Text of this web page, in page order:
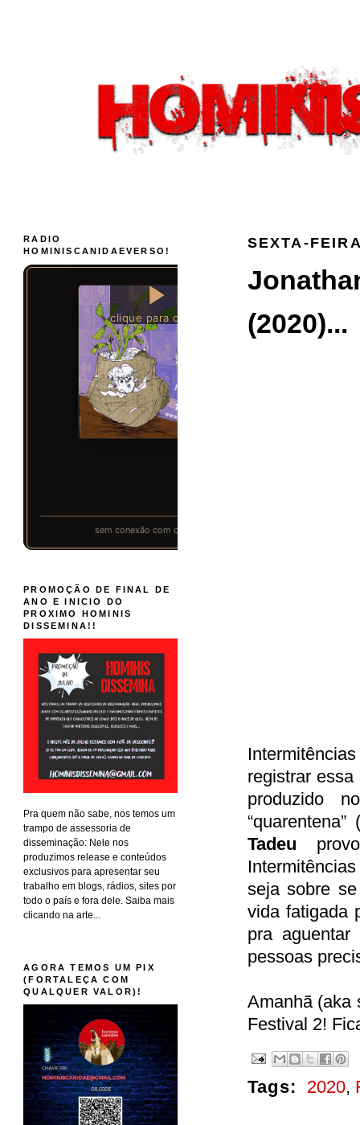
SEXTA-
(2020)...
registrar
produzido
Tadeu
seja sobre
vida fatigada
pra
pessoas
Amanhã (aka
Festival 2!
Tags: 2020,
RADIO
HOMINISCANIDAEVERSO!
PROMOÇÃO DE FINAL DE
ANO E INICIO DO
PROXIMO HOMINIS
DISSEMINA!!
Pra quem não sabe, nos temos um
trampo de assessoria de
disseminação: Nele nos
produzimos release e conteúdos
exclusivos para apresentar seu
trabalho em blogs, rádios, sites por
todo o país e fora dele. Saiba mais
clicando na arte...
AGORA TEMOS UM PIX
(FORTALEÇA COM
QUALQUER VALOR)!